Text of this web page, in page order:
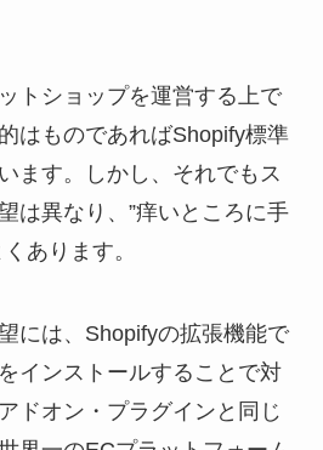
トショップを運営する上で
はものであればShopify標準
ます。しかし、それでもス
は異なり、”痒いところに手
あります。
には、Shopifyの拡張機能で
インストールすることで対
ドオン・プラグインと同じ